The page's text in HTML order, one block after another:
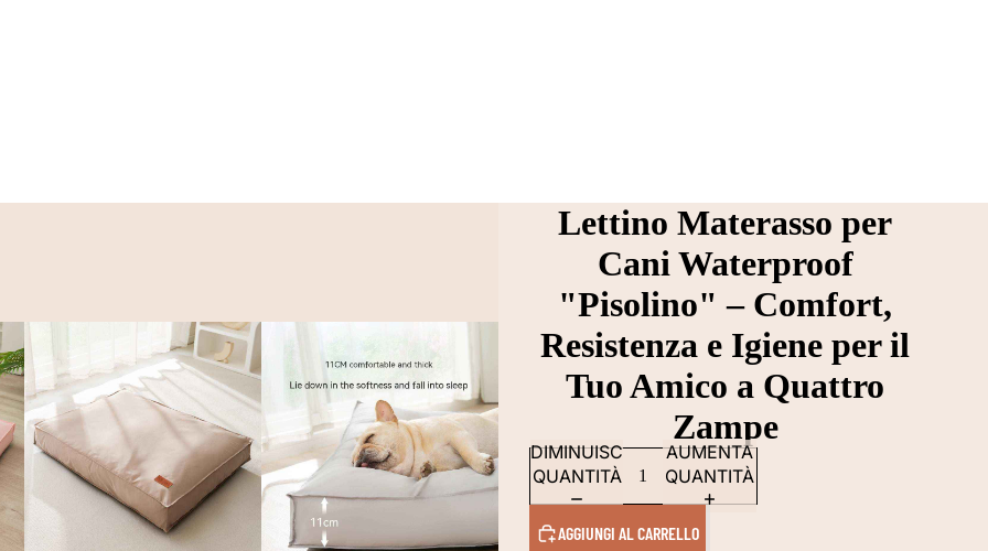
Lettino Materasso per
Cani Waterproof
"Pisolino" – Comfort,
Resistenza e Igiene per il
Tuo Amico a Quattro
Zampe
DIMINUISCI
QUANTITÀ
AUMENTA
QUANTITÀ
AGGIUNGI AL CARRELLO